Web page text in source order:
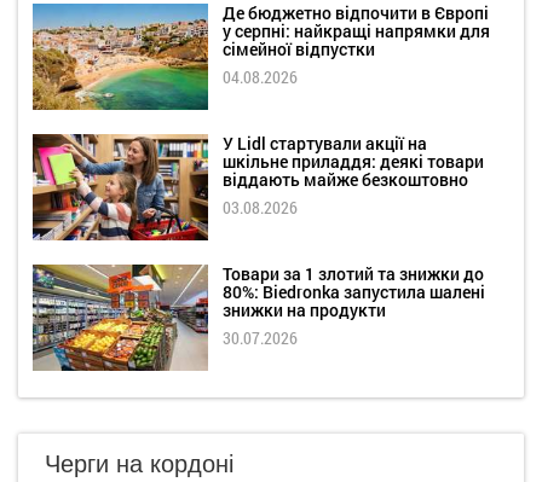
Де бюджетно відпочити в Європі
у серпні: найкращі напрямки для
сімейної відпустки
04.08.2026
У Lidl стартували акції на
шкільне приладдя: деякі товари
віддають майже безкоштовно
03.08.2026
Товари за 1 злотий та знижки до
80%: Biedronka запустила шалені
знижки на продукти
30.07.2026
Черги на кордоні